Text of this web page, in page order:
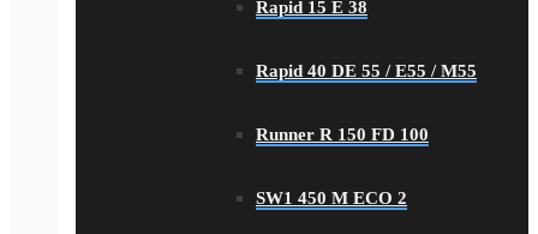
Rapid 15 E 38
Rapid 40 DE 55 / E55 / M55
Runner R 150 FD 100
SW1 450 M ECO 2